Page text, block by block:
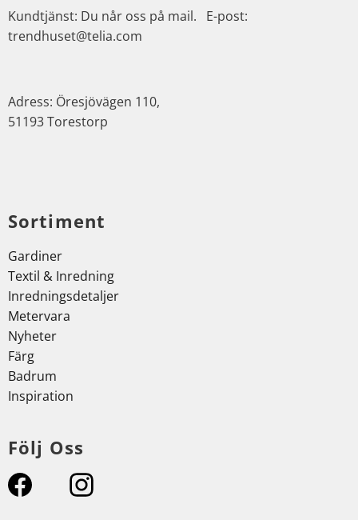
Kundtjänst: Du når oss på mail. E-post:
trendhuset@telia.com
Adress: Öresjövägen 110,
51193 Torestorp
Sortiment
Gardiner
Textil & Inredning
Inredningsdetaljer
Metervara
Nyheter
Färg
Badrum
Inspiration
Följ Oss